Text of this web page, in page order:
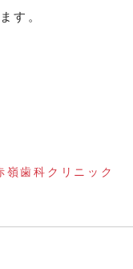
す。
嶺歯科クリニック